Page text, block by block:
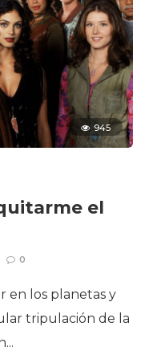
945
el
0
en los planetas y
tripulación de la